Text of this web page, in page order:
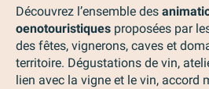
Découvrez l’ensemble des
oenotouristiques proposées par
des fêtes, vignerons, caves et
territoire. Dégustations de vin,
lien avec la vigne et le vin, accord